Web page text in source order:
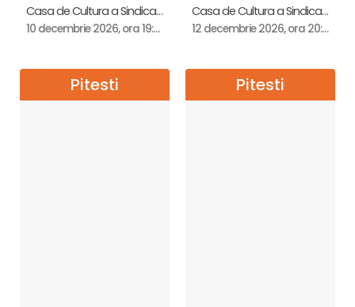
Casa de Cultura a Sindicatelor , Pitesti
10 decembrie 2026, ora 19:00
Casa de Cultura a Sindicatelor , Pitesti
12 decembrie 2026, ora 20:00
Pitesti Pitesti